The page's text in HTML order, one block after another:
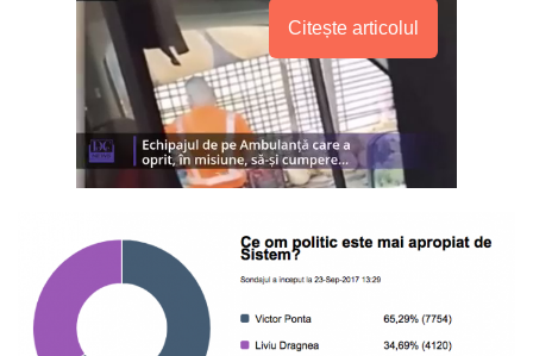
Citește articolul